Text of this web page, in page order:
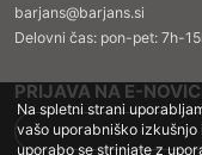
barjans@barjans.si
Delovni čas: pon-pet: 7h-
PRIJAVA NA E-
Na spletni strani
vašo uporabniško
uporabo se strinjate z